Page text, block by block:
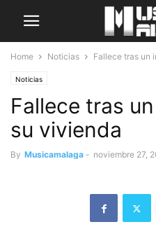
Home Noticias Fallece tras un
Noticias
Fallece tras
su vivienda
By Musicamalaga - noviembre 27,